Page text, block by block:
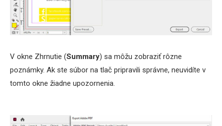
V okne Zhrnutie (Summary) sa môžu zobraziť rôzne
poznámky. Ak ste súbor na tlač pripravili správne, neuvidíte v
tomto okne žiadne upozornenia.